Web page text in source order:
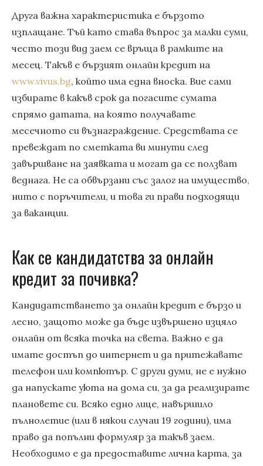
Друга важна характеристика е бързото
изплащане. Тъй като става въпрос за малки суми,
често този вид заем се връща в рамките на
месец. Такъв е бързият онлайн кредит на
www.vivus.bg, който има една вноска. Вие сами
избирате в какъв срок да погасите сумата
спрямо датата, на която получавате
месечното си възнаграждение. Средствата се
превеждат по сметката ви минути след
завършване на заявката и могат да се ползват
веднага. Не са обвързани със залог на имущество,
нито с поръчители, и това ги прави подходящи
за ваканции.
Как се кандидатства за онлайн
кредит за почивка?
Кандидатстването за онлайн кредит е бързо и
лесно, защото може да бъде извършено изцяло
онлайн от всяка точка на света. Важно е да
имате достъп до интернет и да притежавате
телефон или компютър. С други думи, не е нужно
да напускате уюта на дома си, за да реализирате
плановете си. Всяко едно лице, навършило
пълнолетие (или в някои случаи 19 години), има
право да попълни формуляр за такъв заем.
Необходимо е да предоставите лична карта, за